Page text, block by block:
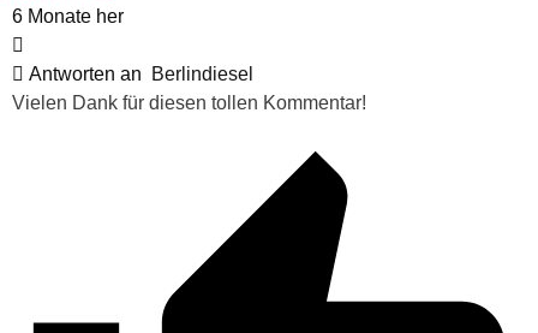
6 Monate her
Antworten an
Berlindiesel
Vielen Dank für diesen tollen Kommentar!